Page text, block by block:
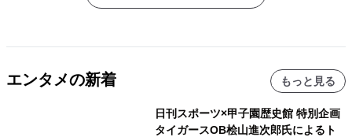
エンタメの新着 もっと見る
日刊スポーツ×甲子園歴史館 特別企画
タイガースOB桧山進次郎氏によるト